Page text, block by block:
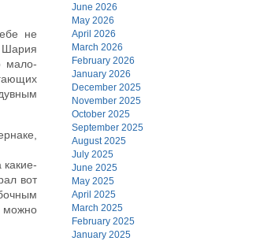
не
Шария
мало-
вот
можно
June 2026
May 2026
April 2026
March 2026
February 2026
January 2026
December 2025
November 2025
October 2025
September 2025
August 2025
July 2025
June 2025
May 2025
April 2025
March 2025
February 2025
January 2025